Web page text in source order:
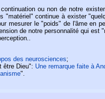
ou non de notre
"matériel" continue à exister
mesurer le "poids" de l'âme en
de notre personnalité qui est
des neurosciences;
être Dieu": Une remarque faite à
".